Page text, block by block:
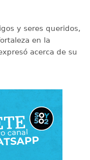
y seres queridos,
en la
acerca de su